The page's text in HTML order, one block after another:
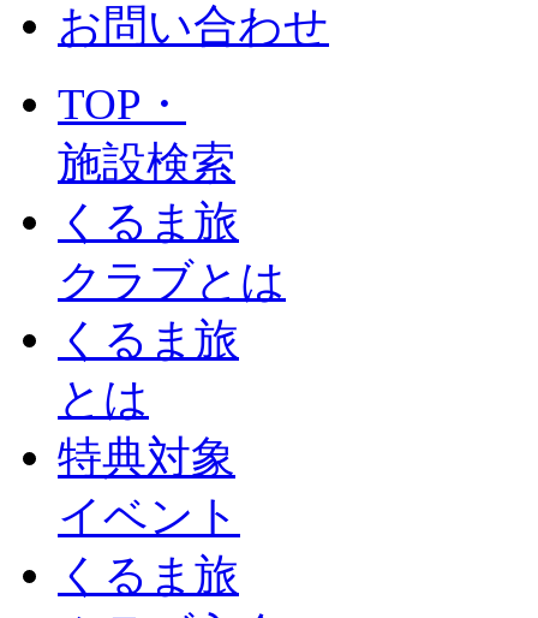
お問い合わせ
TOP・
施設検索
くるま旅
クラブとは
くるま旅
とは
特典対象
イベント
くるま旅